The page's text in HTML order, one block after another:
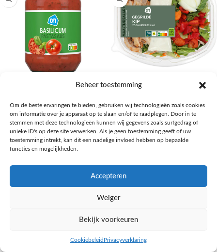
Beheer toestemming
Om de beste ervaringen te bieden, gebruiken wij technologieën zoals cookies
om informatie over je apparaat op te slaan en/of te raadplegen. Door in te
stemmen met deze technologieën kunnen wij gegevens zoals surfgedrag of
unieke ID's op deze site verwerken. Als je geen toestemming geeft of uw
toestemming intrekt, kan dit een nadelige invloed hebben op bepaalde
functies en mogelijkheden.
Accepteren
Weiger
Bekijk voorkeuren
Cookiebeleid Privacyverklaring
€1,59
NAAR AH
Salades,Pizza, Maaltijden
€3,39
NAAR AH